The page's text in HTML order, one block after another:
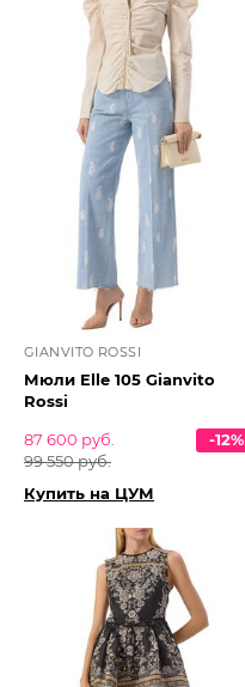
GIANVITO ROSSI
Мюли Elle 105 Gianvito
Rossi
87 600 руб.
99 550 руб.
-12%
Купить на ЦУМ